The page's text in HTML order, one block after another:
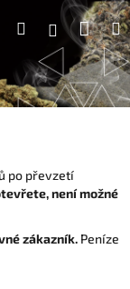
Hledat
po převzetí
není možné
zákazník. Peníze